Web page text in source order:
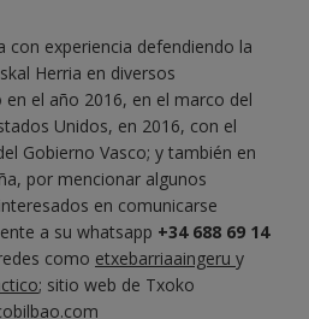
con experiencia defendiendo la
Herria en diversos
en el año 2016, en el marco del
Unidos, en 2016, con el
Gobierno Vasco; y también en
por mencionar algunos
en comunicarse
a su whatsapp +34 688 69 14
como etxebarriaaingeru y
; sitio web de Txoko